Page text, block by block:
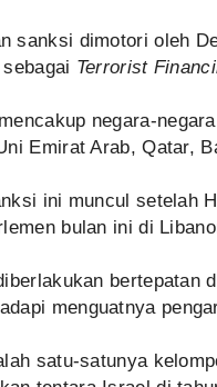
sanksi dimotori oleh
Terrorist
negara-
Emirat Arab, Qatar,
ini muncul setelah
bulan ini di
bertepatan
menguatnya
satu-satunya